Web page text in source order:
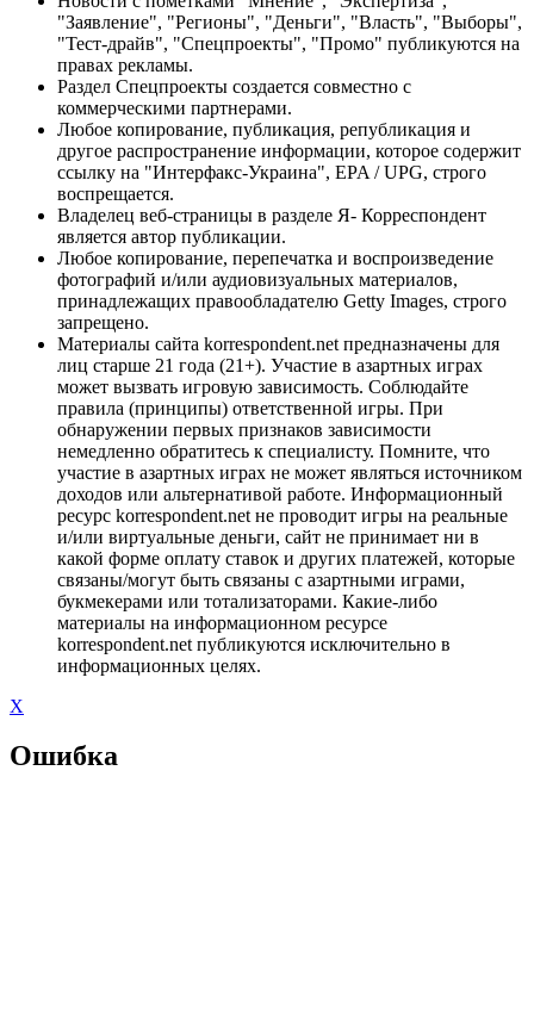
"Заявление", "Регионы", "Деньги", "Власть", "Выборы",
"Тест-драйв", "Спецпроекты", "Промо" публикуются на
правах рекламы.
Раздел Спецпроекты создается совместно с
коммерческими партнерами.
Любое копирование, публикация, републикация и
другое распространение информации, которое содержит
ссылку на "Интерфакс-Украина", EPA / UPG, строго
воспрещается.
Владелец веб-страницы в разделе Я- Корреспондент
является автор публикации.
Любое копирование, перепечатка и воспроизведение
фотографий и/или аудиовизуальных материалов,
принадлежащих правообладателю Getty Images, строго
запрещено.
Материалы сайта korrespondent.net предназначены для
лиц старше 21 года (21+). Участие в азартных играх
может вызвать игровую зависимость. Соблюдайте
правила (принципы) ответственной игры. При
обнаружении первых признаков зависимости
немедленно обратитесь к специалисту. Помните, что
участие в азартных играх не может являться источником
доходов или альтернативой работе. Информационный
ресурс korrespondent.net не проводит игры на реальные
и/или виртуальные деньги, сайт не принимает ни в
какой форме оплату ставок и других платежей, которые
связаны/могут быть связаны с азартными играми,
букмекерами или тотализаторами. Какие-либо
материалы на информационном ресурсе
korrespondent.net публикуются исключительно в
информационных целях.
X
Ошибка